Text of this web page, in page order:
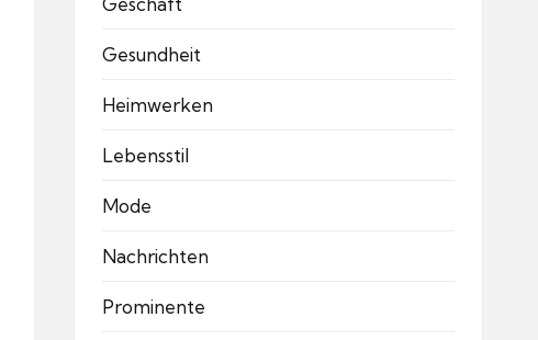
Gesundheit
Heimwerken
Lebensstil
Mode
Nachrichten
Prominente